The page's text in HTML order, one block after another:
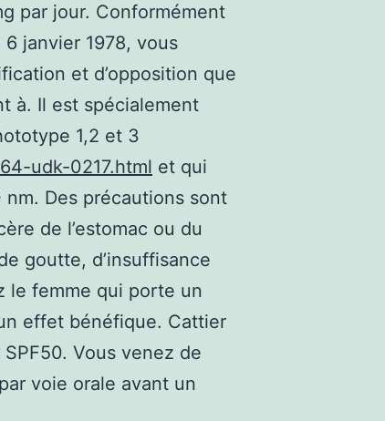
par jour. Conformément
janvier 1978, vous
et d’opposition que
à. Il est spécialement
1,2 et 3
udk-0217.html et qui
nm. Des précautions sont
de l’estomac ou du
goutte, d’insuffisance
le femme qui porte un
effet bénéfique. Cattier
Vous venez de
voie orale avant un